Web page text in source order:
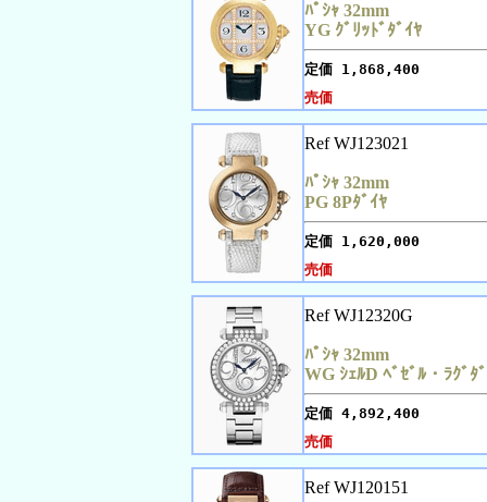
ﾊﾟｼｬ 32mm
YG ｸﾞﾘｯﾄﾞﾀﾞｲﾔ
定価 1,868,400
売価
Ref WJ123021
ﾊﾟｼｬ 32mm
PG 8Pﾀﾞｲﾔ
定価 1,620,000
売価
Ref WJ12320G
ﾊﾟｼｬ 32mm
WG ｼｪﾙD ﾍﾞｾﾞﾙ・ﾗｸﾞﾀ
定価 4,892,400
売価
Ref WJ120151